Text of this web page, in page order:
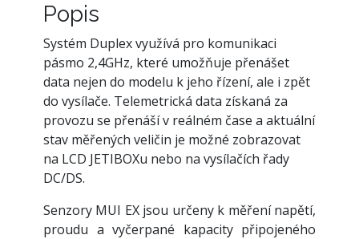
Popis
Systém Duplex využívá pro komunikaci
pásmo 2,4GHz, které umožňuje přenášet
data nejen do modelu k jeho řízení, ale i zpět
do vysílače. Telemetrická data získaná za
provozu se přenáší v reálném čase a aktuální
stav měřených veličin je možné zobrazovat
na LCD JETIBOXu nebo na vysílačích řady
DC/DS.
Senzory MUI EX jsou určeny k měření napětí,
proudu a vyčerpané kapacity připojeného